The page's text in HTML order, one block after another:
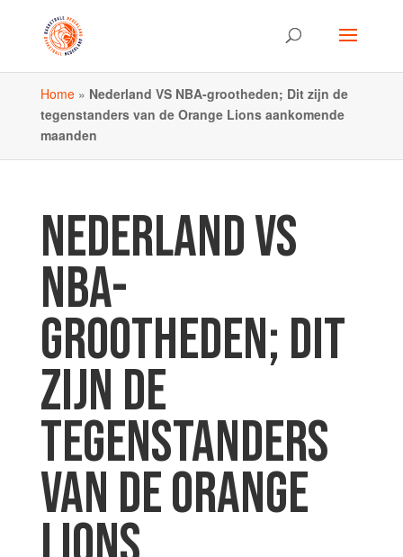
Home» Nederland VS NBA-grootheden; Dit zijn de
tegenstanders van de Orange Lions aankomende
maanden
NEDERLAND VS
NBA-
GROOTHEDEN; DIT
ZIJN DE
TEGENSTANDERS
VAN DE ORANGE